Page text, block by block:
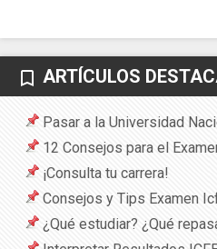
bookmark_border ARTÍCULOS
Pasar a la Universidad
12 Consejos para el
¡Consulta tu carrera!
Consejos y Tips Examen
¿Qué estudiar? ¿Qué